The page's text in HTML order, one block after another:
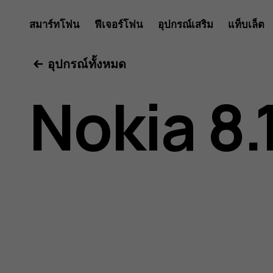
คู่มือ
ผู้
ใช้
สมาร์ทโฟน ฟีเจอร์โฟน อุปกรณ์เสริม แท็บเล็ต
อุปกรณ์ทั้งหมด
Nokia